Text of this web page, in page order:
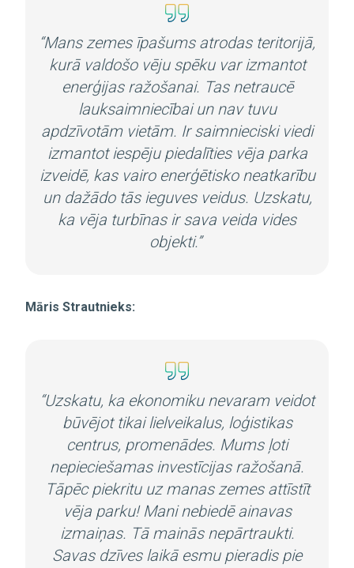
“Mans zemes īpašums atrodas teritorijā,
kurā valdošo vēju spēku var izmantot
enerģijas ražošanai. Tas netraucē
lauksaimniecībai un nav tuvu
apdzīvotām vietām. Ir saimnieciski viedi
izmantot iespēju piedalīties vēja parka
izveidē, kas vairo enerģētisko neatkarību
un dažādo tās ieguves veidus. Uzskatu,
ka vēja turbīnas ir sava veida vides
objekti.”
Māris Strautnieks:
“Uzskatu, ka ekonomiku nevaram veidot
būvējot tikai lielveikalus, loģistikas
centrus, promenādes. Mums ļoti
nepieciešamas investīcijas ražošanā.
Tāpēc piekritu uz manas zemes attīstīt
vēja parku! Mani nebiedē ainavas
izmaiņas. Tā mainās nepārtraukti.
Savas dzīves laikā esmu pieradis pie